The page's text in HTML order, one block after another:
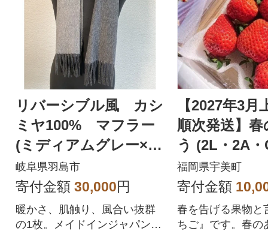
リバーシブル風 カシ
ミヤ100% マフラー
(ミディアムグレー×チ
ャコールグレー)
岐阜県羽島市
寄付金額 30,000円
暖かさ、肌触り、風合い抜群
の1枚。メイドインジャパンの
【2027年3月
順次発送】
う (2L・2A
パック) (宇美
福岡県宇美町
寄付金額
春を告げる果物と
ちご』です。春の